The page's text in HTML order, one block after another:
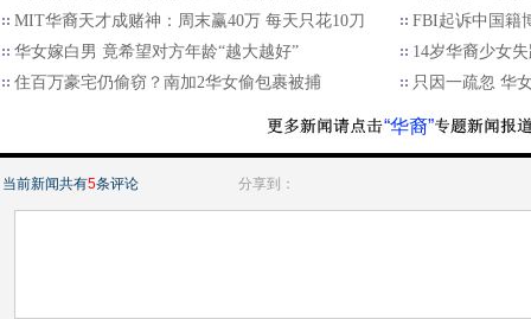
MIT华裔天才成赌神：周末赢40万 每天只花10刀
FBI起诉中国籍
华女嫁白男 竟希望对方年龄“越大越好”
14岁华裔少女
住百万豪宅仍偷窃？南加2华女偷包裹被捕
只因一疏忽 华
“华裔”
当前新闻共有5条评论 分享到：